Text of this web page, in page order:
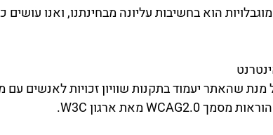
הוא בחשיבות עליונה מבחינתנו, ואנו